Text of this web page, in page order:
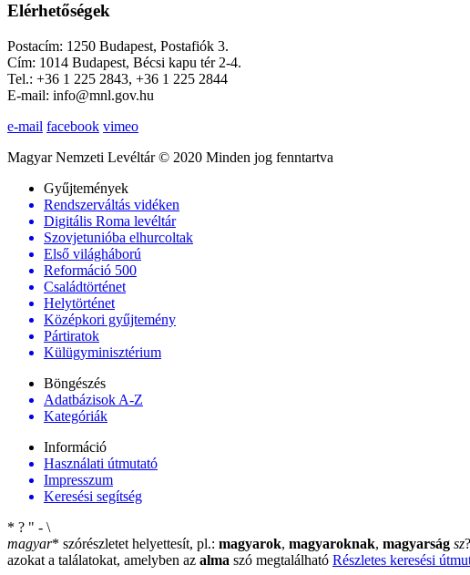
Elérhetőségek
Postacím: 1250 Budapest, Postafiók 3.
Cím: 1014 Budapest, Bécsi kapu tér 2-4.
Tel.: +36 1 225 2843, +36 1 225 2844
E-mail: info@mnl.gov.hu
e-mail facebook vimeo
Magyar Nemzeti Levéltár © 2020 Minden jog fenntartva
Gyűjtemények
Rendszerváltás vidéken
Digitális Roma levéltár
Szovjetunióba elhurcoltak
Első világháború
Reformáció 500
Családtörténet
Helytörténet
Középkori gyűjtemény
Pártiratok
Külügyminisztérium
Böngészés
Adatbázisok A-Z
Kategóriák
Információ
Használati útmutató
Impresszum
Keresési segítség
* ? " - \
magyar* szórészletet helyettesít, pl.: magyarok, magyaroknak, magyarság sz?
azokat a találatokat, amelyben az alma szó megtalálható Részletes keresési